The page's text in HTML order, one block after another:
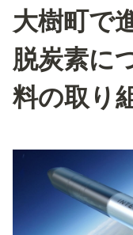
大樹町で
脱炭素に
料の取り